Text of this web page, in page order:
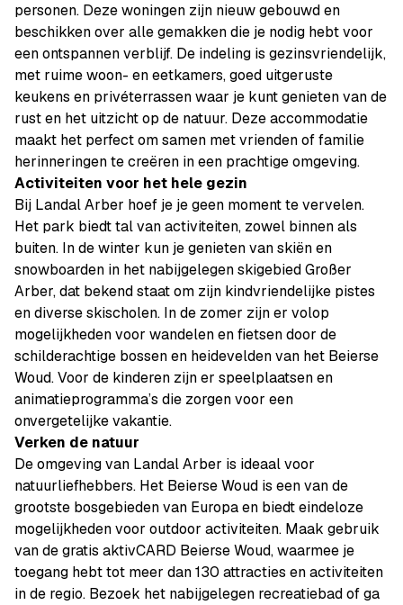
personen. Deze woningen zijn nieuw gebouwd en
beschikken over alle gemakken die je nodig hebt voor
een ontspannen verblijf. De indeling is gezinsvriendelijk,
met ruime woon- en eetkamers, goed uitgeruste
keukens en privéterrassen waar je kunt genieten van de
rust en het uitzicht op de natuur. Deze accommodatie
maakt het perfect om samen met vrienden of familie
herinneringen te creëren in een prachtige omgeving.
Activiteiten voor het hele gezin
Bij Landal Arber hoef je je geen moment te vervelen.
Het park biedt tal van activiteiten, zowel binnen als
buiten. In de winter kun je genieten van skiën en
snowboarden in het nabijgelegen skigebied Großer
Arber, dat bekend staat om zijn kindvriendelijke pistes
en diverse skischolen. In de zomer zijn er volop
mogelijkheden voor wandelen en fietsen door de
schilderachtige bossen en heidevelden van het Beierse
Woud. Voor de kinderen zijn er speelplaatsen en
animatieprogramma’s die zorgen voor een
onvergetelijke vakantie.
Verken de natuur
De omgeving van Landal Arber is ideaal voor
natuurliefhebbers. Het Beierse Woud is een van de
grootste bosgebieden van Europa en biedt eindeloze
mogelijkheden voor outdoor activiteiten. Maak gebruik
van de gratis aktivCARD Beierse Woud, waarmee je
toegang hebt tot meer dan 130 attracties en activiteiten
in de regio. Bezoek het nabijgelegen recreatiebad of ga